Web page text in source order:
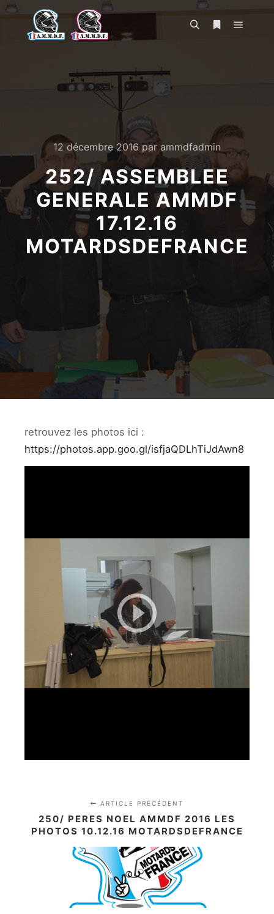
12 décembre 2016 par ammdfadmin
252/ ASSEMBLEE
GENERALE AMMDF
17.12.16
MOTARDSDEFRANCE
retrouvez les photos ici :
https://photos.app.goo.gl/isfjaQDLhTiJdAwn8
ARTICLE PRÉCÉDENT
250/ PERES NOEL AMMDF 2016 LES
PHOTOS 10.12.16 MOTARDSDEFRANCE